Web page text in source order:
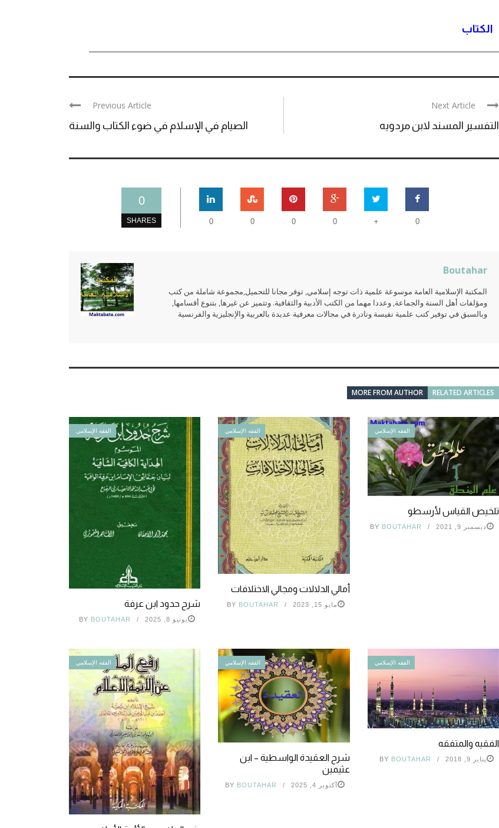
الكتاب
Previous Article
الصيام في الإسلام في ضوء الكتاب والسنة
Next Article
التفسير المسند لابن مردويه
0
SHARES 0
+
0
0
0
0
Boutahar
المكتبة الإسلامية العامة موسوعة علمية ذات توجه إسلامي, توفر مجانا للتحميل,مجموعة شاملة من كتب
ومؤلفات أهل السنة والجماعة, وعددا مهما من الكتب الأدبية والثقافية. وتتميز عن غيرها, بتنوع أقسامها,
وبالسبق في توفير كتب علمية نفيسة ونادرة في مجالات معرفية عديدة بالعربية والإنجليزية والفرنسية
RELATED ARTICLES
MORE FROM AUTHOR
الفقه الإسلامي
شرح حدود ابن عرفة
يونيو 8, 2025 BY BOUTAHAR
الفقه الإسلامي
أمالي الدلالات ومجالي الاختلافات
مايو 15, 2023 BY BOUTAHAR
الفقه الإسلامي
تلخيص القياس لأرسطو
ديسمبر 9, 2021 BY BOUTAHAR
الفقه الإسلامي الفقه الإسلامي
شرح العقيدة الواسطية – ابن
عثيمين
أكتوبر 4, 2025 BY BOUTAHAR
الفقه الإسلامي
الفقيه والمتفقه
يناير 9, 2018 BY BOUTAHAR